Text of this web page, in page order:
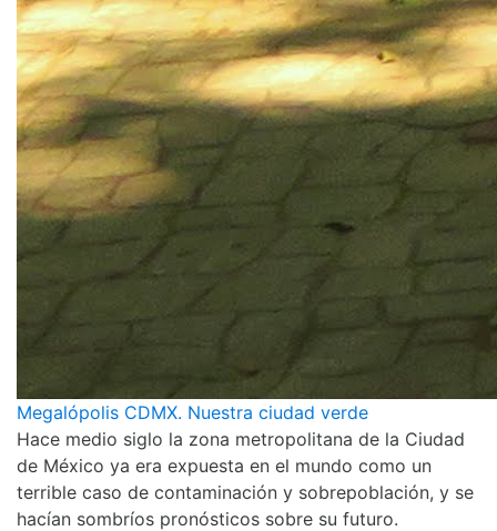
Megalópolis CDMX. Nuestra ciudad verde
Hace medio siglo la zona metropolitana de la Ciudad
de México ya era expuesta en el mundo como un
terrible caso de contaminación y sobrepoblación, y se
hacían sombríos pronósticos sobre su futuro.